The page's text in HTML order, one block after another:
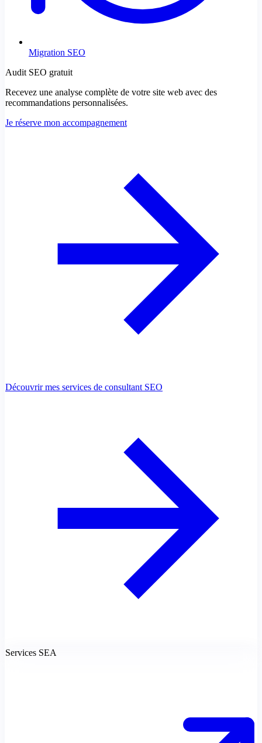
Migration SEO
Audit SEO gratuit
Recevez une analyse complète de votre site web avec des
recommandations personnalisées.
Je réserve mon accompagnement
Découvrir mes services de consultant SEO
Services SEA